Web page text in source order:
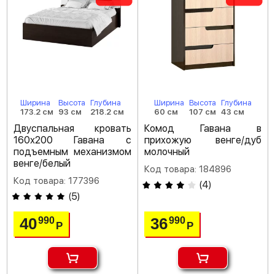
Ширина
173.2 см
Высота
93 см
Глубина
218.2 см
Двуспальная кровать
160х200 Гавана с
подъемным механизмом
венге/белый
Код товара: 177396
(5)
40990Р
Ширина
60 см
Высота
107 см
Глубина
43 см
Комод Гавана в
прихожую венге/дуб
молочный
Код товара: 184896
(4)
36990 Р